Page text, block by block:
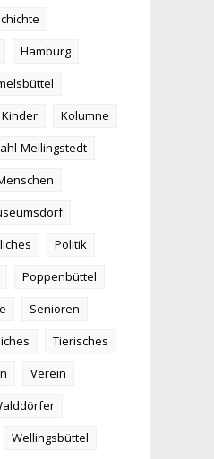
Hamburg
Kinder
Kolumne
Mellingstedt
Politik
Poppenbüttel
Senioren
Tierisches
Verein
Wellingsbüttel